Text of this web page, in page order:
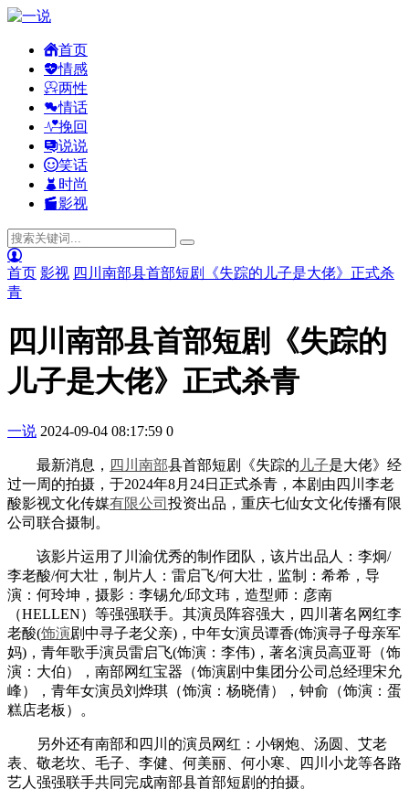
首页
情感
两性
情话
挽回
说说
笑话
时尚
影视
首页 影视 四川南部县首部短剧《失踪的儿子是大佬》正式杀
青
四川南部县首部短剧《失踪的
儿子是大佬》正式杀青
一说 2024-09-04 08:17:59 0
最新消息， 四川 南部县首部短剧《失踪的 儿子是大佬》经
过一周的拍摄，于2024年8月24日正式杀青，本剧由四川李老
酸影视文化传媒有限公司 投资出品，重庆七仙女文化传播有限
公司联合摄制。
该影片运用了川渝优秀的制作团队，该片出品人：李炯/
李老酸/何大壮，制片人：雷启飞/何大壮，监制：希希，导
演：何玲坤，摄影：李锡允/邱文玮，造型师：彦南
（HELLEN）等强强联手。其演员阵容强大，四川著名网红李
老酸(饰演剧中寻子老父亲)，中年女演员谭香(饰演寻子母亲军
妈)，青年歌手演员雷启飞(饰演：李伟)，著名演员高亚哥（饰
演：大伯），南部网红宝器（饰演剧中集团分公司总经理宋允
峰），青年女演员刘烨琪（饰演：杨晓倩），钟俞（饰演：蛋
糕店老板）。
另外还有南部和四川的演员网红：小钢炮、汤圆、艾老
表、敬老坎、毛子、李健、何美丽、何小寒、四川小龙等各路
艺人强强联手共同完成南部县首部短剧的拍摄。